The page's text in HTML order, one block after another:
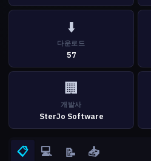
⬇️
다운로드
57
🏢
개발사
SterJo Software
📋 💻 📝 📥